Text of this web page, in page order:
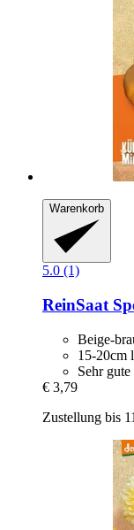
Warenkorb
5.0 (1)
ReinSaat
Beige-
15-20cm
Sehr
€ 3,79
Zustellung bis